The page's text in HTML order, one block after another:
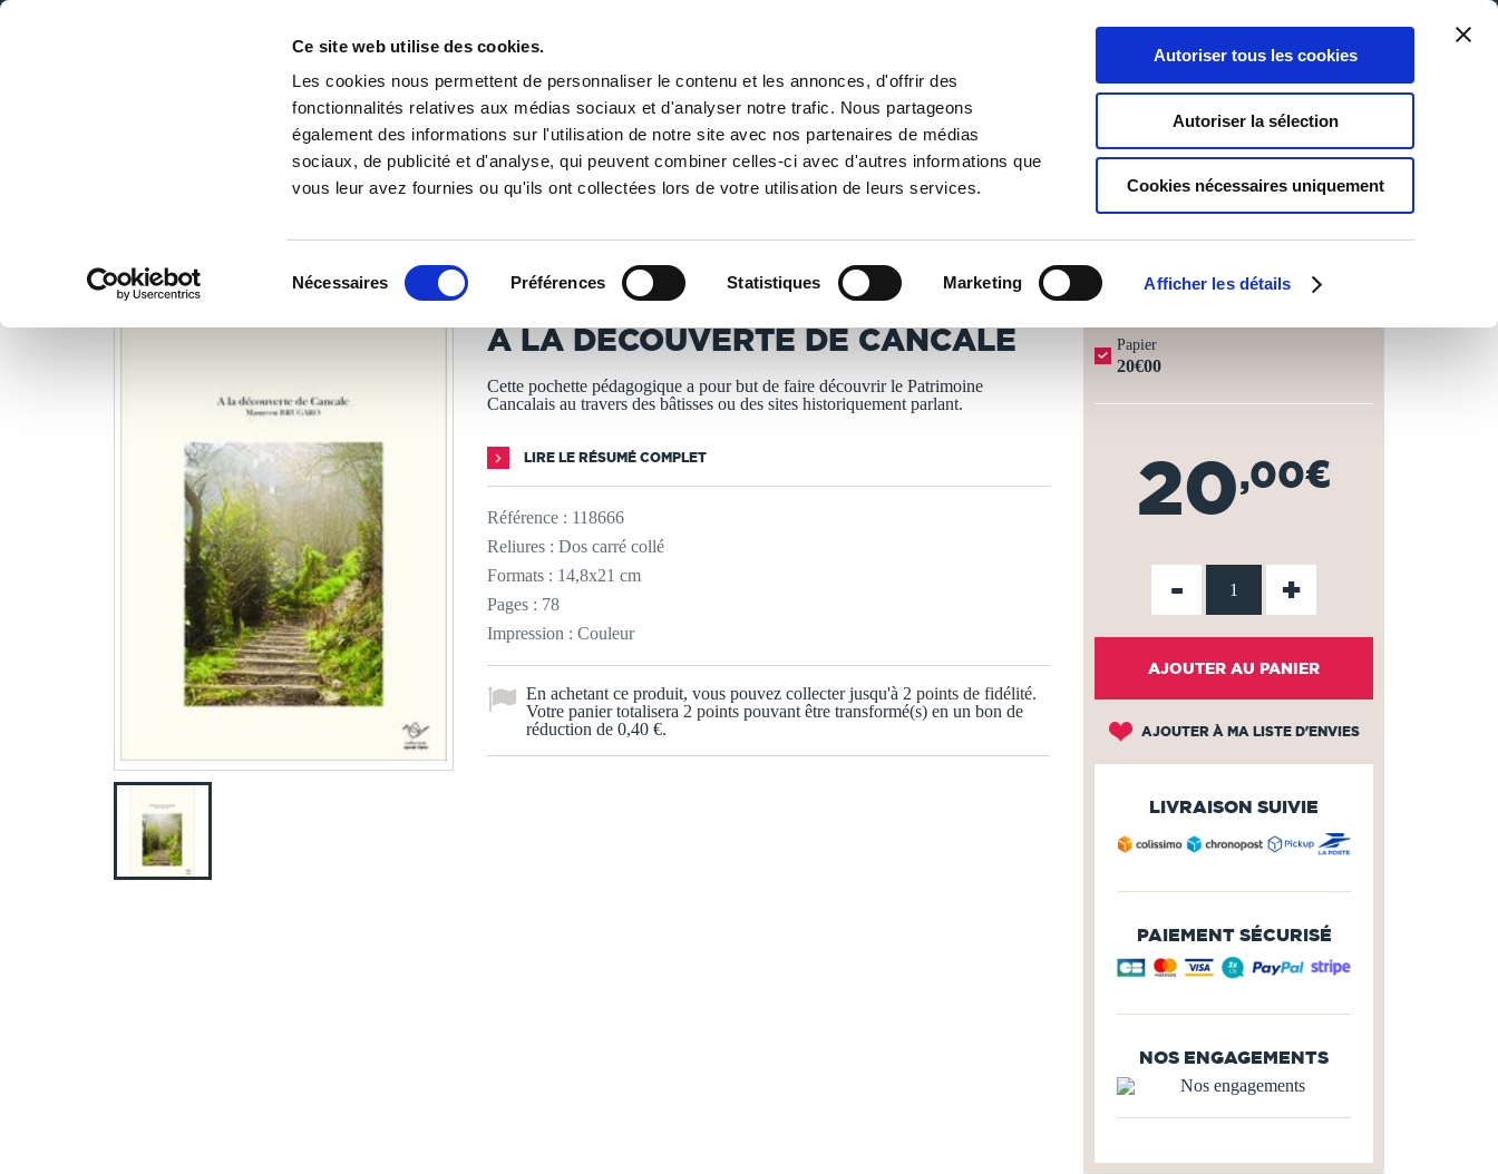
Ce site web utilise des cookies.
Les cookies nous permettent de personnaliser le contenu et les annonces, d'offrir des
fonctionnalités relatives aux médias sociaux et d'analyser notre trafic. Nous partageons
également des informations sur l'utilisation de notre site avec nos partenaires de médias
sociaux, de publicité et d'analyse, qui peuvent combiner celles-ci avec d'autres informations que
vous leur avez fournies ou qu'ils ont collectées lors de votre utilisation de leurs services.
Nécessaires Préférences Statistiques Marketing Afficher les détails
Autoriser tous les cookies
Autoriser la sélection
Cookies nécessaires uniquement
DE LA PAGE BLANCHE... AU BEST SELLER
0
Panier
0
Ma liste
Connexion
PUBLIER UN LIVRE LIBRAIRIE
/ Scolaire Primaire / A la découverte de Cancale
LES LIVRES SONT IMPRIMÉS À LA DEMANDE - DÉLAI ACTUEL : 3 À 5 JOURS OUVRÉS ⏱️
Maureen BRUGARO
A LA DÉCOUVERTE DE CANCALE
Cette pochette pédagogique a pour but de faire découvrir le Patrimoine
Cancalais au travers des bâtisses ou des sites historiquement parlant.
LIRE LE RÉSUMÉ COMPLET
Référence : 118666
Reliures : Dos carré collé
Formats : 14,8x21 cm
Pages : 78
Impression : Couleur
En achetant ce produit, vous pouvez collecter jusqu'à 2 points de fidélité.
Votre panier totalisera 2 points pouvant être transformé(s) en un bon de
réduction de 0,40 €.
Papier
20€00
20,00€
- +
AJOUTER AU PANIER
AJOUTER À MA LISTE D'ENVIES
LIVRAISON SUIVIE
PAIEMENT SÉCURISÉ
NOS ENGAGEMENTS